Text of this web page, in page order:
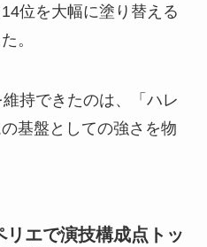
位を大幅に塗り替える
。
持できたのは、「ハレ
基盤としての強さを物
エで演技構成点トッ